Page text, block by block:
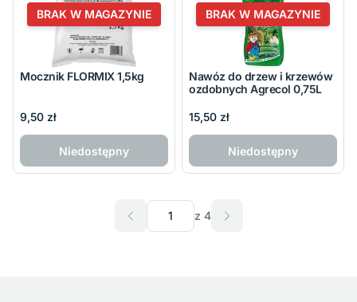
BRAK W MAGAZYNIE
Mocznik FLORMIX 1,5kg
9,50 zł
Niedostępny
BRAK W MAGAZYNIE
Nawóz do drzew i krzewów
ozdobnych Agrecol 0,75L
15,50 zł
Niedostępny
z 4